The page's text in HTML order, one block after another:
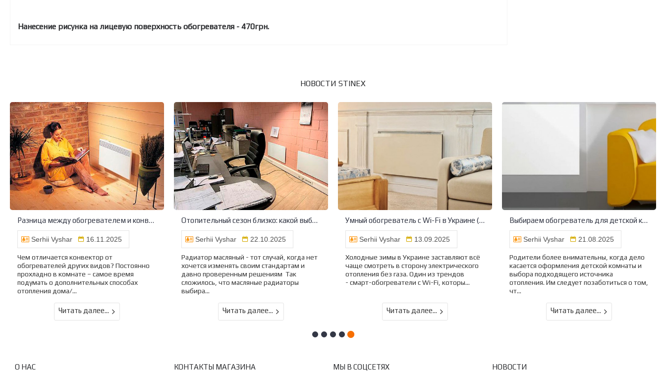
Нанесение рисунка на лицевую поверхность обогревателя - 470грн.
НОВОСТИ STINEX
Разница между обогревателем и конвектором
Serhii Vyshar 16.11.2025
Чем отличается конвектор от
обогревателей других видов? Постоянно
прохладно в комнате – самое время
подумать о дополнительных способах
отопления дома/...
Читать далее...
Отопительный сезон близко: какой выбрать обогреватель для дома или офиса
Serhii Vyshar 22.10.2025
Радиатор масляный - тот случай, когда нет
хочется изменять своим стандартам и
давно проверенным решениям Так
сложилось, что масляные радиаторы
выбира...
Читать далее...
Умный обогреватель с Wi-Fi в Украине (2025): стоит ли покупать и какие есть альтернативы
Serhii Vyshar 13.09.2025
Холодные зимы в Украине заставляют всё
чаще смотреть в сторону электрического
отопления без газа. Один из трендов
- смарт-обогреватели с Wi-Fi, которы...
Читать далее...
Выбираем обогреватель для детской комнаты
Serhii Vyshar 21.08.2025
Родители более внимательны, когда дело
касается оформления детской комнаты и
выбора подходящего источника
отопления. Им следует позаботиться о том,
чт...
Читать далее...
О НАС КОНТАКТЫ МАГАЗИНА МЫ В СОЦСЕТЯХ НОВОСТИ